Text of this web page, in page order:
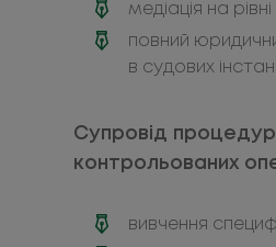
медіація на
повний
в судових
Супровід
контрольованих
вивчення